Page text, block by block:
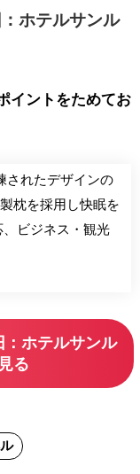
ホテルサンル
イントをためてお
されたデザインの
枕を採用し快眠を
ビジネス・観光
ホテルサンル
る